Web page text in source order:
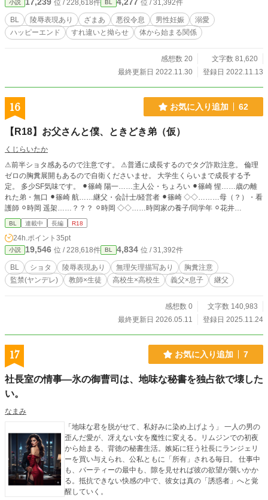
小説 位 / 228,618件 BL 位 / 31,392件
BL 陵辱表現あり ざまあ 悪役令息 男性妊娠
溺愛
ハッピーエンド
すれ違いと拗らせ 体から始まる関係
感想数 20
文字数 81,620
最終更新日 2022.11.30
登録日 2022.11.13
16 お気に入り追加 62
【R18】お父さんと僕、ときどき弟（仮）
くじらいたか
⚠︎前半ショタ感あるので注意です。 ⚠︎普通に成長するのでタグ詐欺注意。 倫理
ゼロの胸糞展開もあるので自衛くださいませ。 大学生くらいまで成長する予
定。 多少SF気味です。 ⚫︎篠崎 陽一……主人公・ちょろい ⚫︎篠崎 惺……歳の離
れた弟・無口 ⚫︎篠崎 航……継父・会計士/経営者 ⚫︎篠崎 ◇◇………母（？）・看
護師 ⚪︎時岡 遥架……？？？ ⚪︎時岡 ◇◇……時岡家の養子/同学年 ⚪︎花井
暉……？？？ – – – – – – – – – – – – – – – – – – – – – – – – ◼︎宮下 ◇◇……教
師・婚約者がいるセフレ ◼︎千馬 未弥……母の恋人 ◼︎日野 聖司……高校のクラス
メート
BL 連載中 長編 R18
24h.ポイント 35pt
小説 19,546 位 / 228,618件 BL 4,834 位 / 31,392件
BL ショタ 陵辱表現あり 無理矢理描写あり
胸糞注意
監禁(ヤンデレ)
教師×生徒 高校生×高校生 義父×息子 継父
感想数 0
文字数 140,983
最終更新日 2026.05.11
登録日 2025.11.24
17 お気に入り追加 7
社長室の情事―氷の御曹司は、地味な秘書を独占欲で壊した
い。
なまみ
「地味な君を脱がせて、私好みに染め上げよう」 一人の男の
歪んだ愛が、冴えない女を魔性に変える。リムジンでの初夜
から始まる、背徳の秘書生活。嫉妬に狂う社長にランジェリ
ーを買い与えられ、公私ともに「所有」される毎日。 仕事中
も、パーティーの最中も、隙を見せれば彼の欲望が襲いかか
る。抵抗できない快感の中で、彼女は真の「誘惑者」へと覚
醒していく。